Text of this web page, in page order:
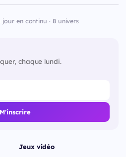
jour en continu · 8 univers
chaque lundi.
M'inscrire
Jeux vidéo